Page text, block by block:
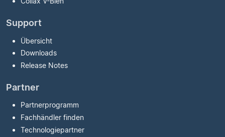
Support
Übersicht
Downloads
Release Notes
Partner
Partnerprogramm
Fachhändler finden
Technologiepartner